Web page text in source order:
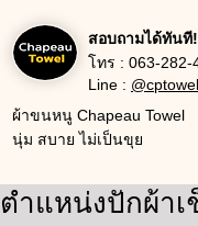
สอบถามได้ทันที!
โทร : 063-282-
Line : @cptowel
ผ้าขนหนู Chapeau Towel
นุ่ม สบาย ไม่เป็นขุย
ตำแหน่งปักผ้า